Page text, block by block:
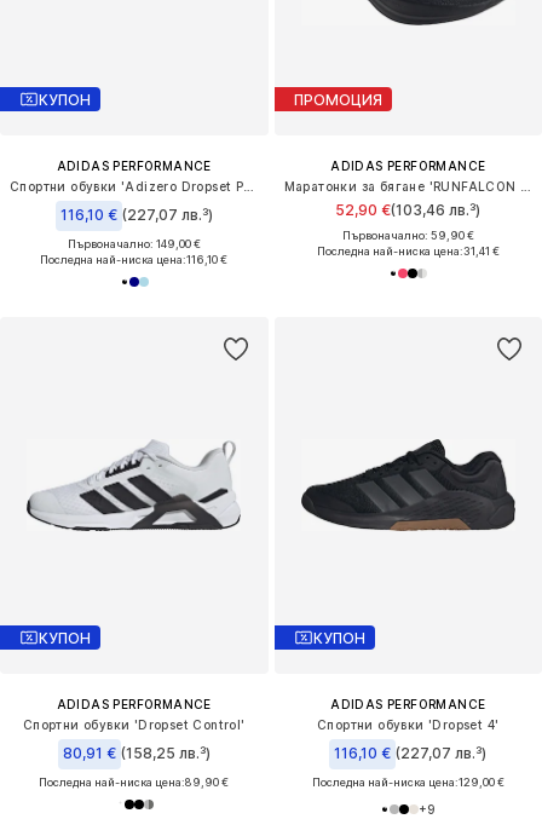
КУПОН
ADIDAS PERFORMANCE
Спортни обувки 'Adizero Dropset Pro'
116,10 € (227,07 лв.³)
Първоначално: 149,00 €
Последна най-ниска цена:116,10 €
ПРОМОЦИЯ
ADIDAS PERFORMANCE
Маратонки за бягане 'RUNFALCON 6'
52,90 €(103,46 лв.³)
Първоначално: 59,90 €
Последна най-ниска цена:31,41 €
КУПОН
ADIDAS PERFORMANCE
Спортни обувки 'Dropset Control'
80,91 € (158,25 лв.³)
Последна най-ниска цена:89,90 €
КУПОН
ADIDAS PERFORMANCE
Спортни обувки 'Dropset 4'
116,10 € (227,07 лв.³)
Последна най-ниска цена:129,00 €
+9